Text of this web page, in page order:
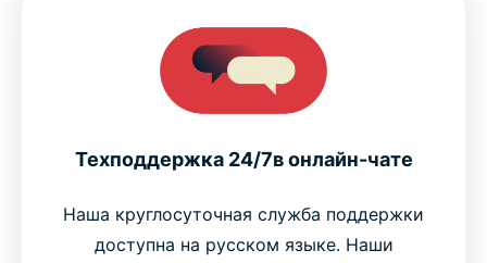
Техподдержка 24/7в онлайн-чате
Наша круглосуточная служба поддержки
доступна на русском языке. Наши